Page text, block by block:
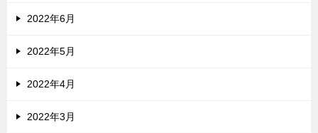
2022年6月
2022年5月
2022年4月
2022年3月